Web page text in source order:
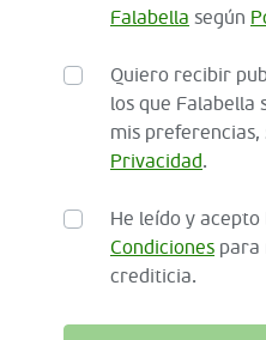
Falabella según
Quiero recibir
los que Falabella
mis preferencias,
Privacidad.
He leído y acepto
Condiciones para
crediticia.